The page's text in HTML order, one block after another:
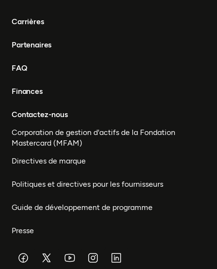
Carrières
Partenaires
FAQ
Finances
Contactez-nous
Corporation de gestion d'actifs de la Fondation
Mastercard (MFAM)
Directives de marque
Politiques et directives pour les fournisseurs
Guide de développement de programme
Presse